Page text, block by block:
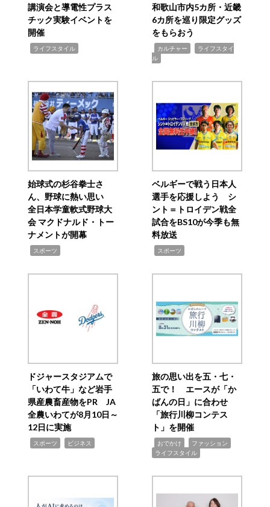
講演会と導電性プラス
チック実験イベントを
開催
ライフスタイル
和歌山市内5カ所・近畿
6カ所を巡り限定グッズ
をもらおう
カルチャー
ライフスタイ
ル
始球式の杉谷拳士さ
ん、野球に熱い思い
全日本学童軟式野球大
会 マクドナルド・トー
ナメントが開幕
スポーツ
ベルギーで戦う日本人
選手を応援しよう シ
ント＝トロイデン戦全
試合をBS10が今季も無
料放送
スポーツ
ドジャースタジアムで
「いわて牛」など岩手
県産農畜産物をPR JA
全農いわてが8月10日～
12日に実施
スポーツ ビジネス
旅の思い出を五・七・
五で！ エースが「か
ばんの日」に合わせ
「旅行川柳コンテス
ト」を開催
おでかけ ファッション
ライフスタイル